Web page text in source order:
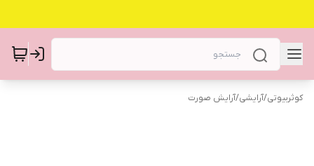
کوثربیوتی/آرایشی/آرایش صورت